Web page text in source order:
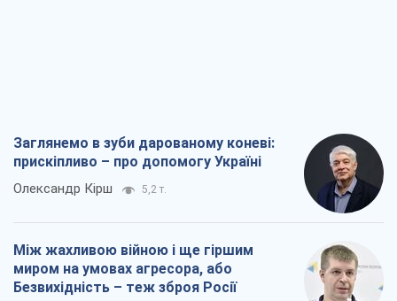
Заглянемо в зуби дарованому коневі:
прискіпливо – про допомогу Україні
Олександр Кірш 5,2 т.
Між жахливою війною і ще гіршим
миром на умовах агресора, або
Безвихідність – теж зброя Росії